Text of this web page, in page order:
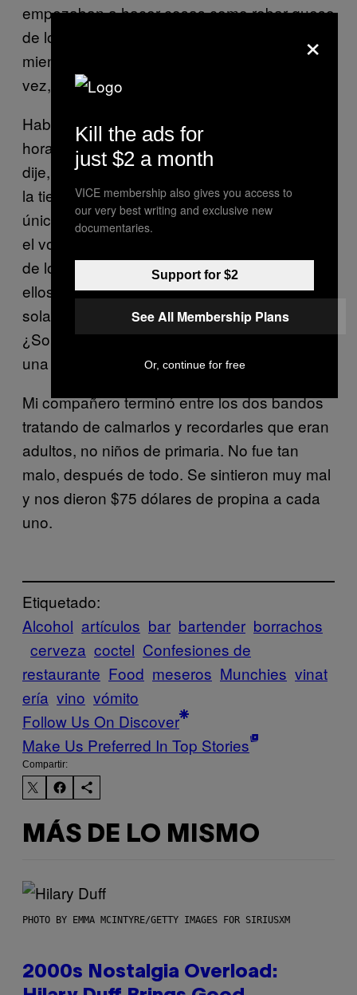
empezaban a hacer cosas como robar queso
de los platos que estábamos preparando
mientras nos dábamos la vuelta. Pero una
vez, las cosas se salieron de control.
Había algunos grupos y luego de un par de
horas, todo mundo estaba borracho. Como
dije, la zona de bar es solo la parte trasera de
la tienda, así que es realmente pequeña y
únicamente hay un par de mesas. De pronto,
el volumen de las voces era muy alto y dos
de los grupos comenzaron a pelearse entre
ellos (la cual es una imagen graciosa por sí
sola, cuando se trata de hombres calvos).
¿Sobre qué estaban peleando? Sentarse en
una mesa.
Mi compañero terminó entre los dos bandos
tratando de calmarlos y recordarles que eran
adultos, no niños de primaria. No fue tan
malo, después de todo. Se sintieron muy mal
y nos dieron $75 dólares de propina a cada
uno.
Etiquetado:
Alcohol artículos bar bartender borrachos
cerveza coctel Confesiones de
restaurante Food meseros Munchies vinat
ería vino vómito
Follow Us On Discover
Make Us Preferred In Top Stories
Compartir:
MÁS DE LO MISMO
PHOTO BY EMMA MCINTYRE/GETTY IMAGES FOR SIRIUSXM
2000s Nostalgia Overload:
×
Kill the ads for
just $2 a month
VICE membership also gives you access to
our very best writing and exclusive new
documentaries.
Support for $2
See All Membership Plans
Or, continue for free